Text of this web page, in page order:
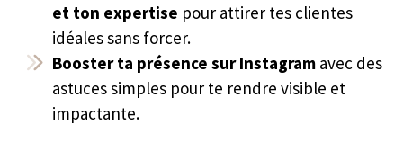
et ton expertise pour attirer tes clientes
idéales sans forcer.
Booster ta présence sur Instagram avec des
astuces simples pour te rendre visible et
impactante.